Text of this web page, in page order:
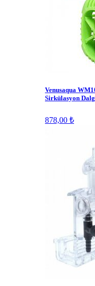
Venusaqua
Sirkülasyon
878,00 ₺